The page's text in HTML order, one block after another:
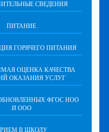
СВЕДЕНИЯ
ПИТАНИЕ
ГОРЯЧЕГО ПИТАНИЯ
ОЦЕНКА КАЧЕСТВА
ОКАЗАНИЯ УСЛУГ
ФГОС НОО
И ООО
В ШКОЛУ